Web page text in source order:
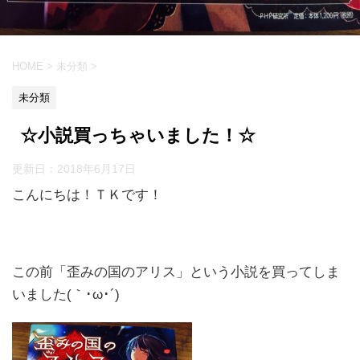
HOME > 未分類 >
未分類
☆小説買っちゃいました！☆
更新日： 2018年6月17日
こんにちは！ＴＫです！
この前「歪みの国のアリス」という小説を買ってしま
いました(｀･ω･´)